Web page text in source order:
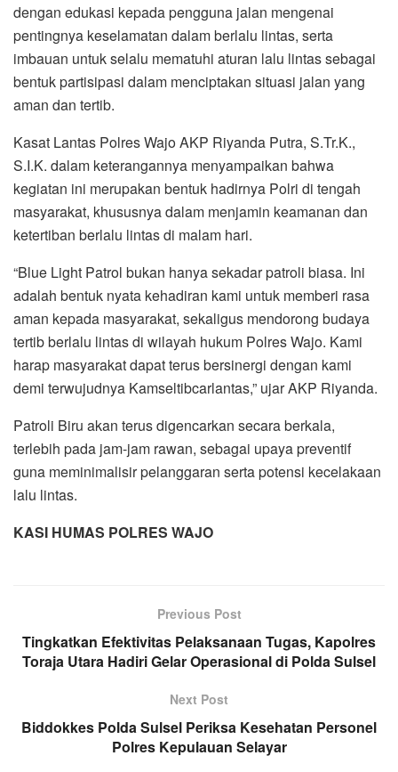
dengan edukasi kepada pengguna jalan mengenai
pentingnya keselamatan dalam berlalu lintas, serta
imbauan untuk selalu mematuhi aturan lalu lintas sebagai
bentuk partisipasi dalam menciptakan situasi jalan yang
aman dan tertib.
Kasat Lantas Polres Wajo AKP Riyanda Putra, S.Tr.K.,
S.I.K. dalam keterangannya menyampaikan bahwa
kegiatan ini merupakan bentuk hadirnya Polri di tengah
masyarakat, khususnya dalam menjamin keamanan dan
ketertiban berlalu lintas di malam hari.
“Blue Light Patrol bukan hanya sekadar patroli biasa. Ini
adalah bentuk nyata kehadiran kami untuk memberi rasa
aman kepada masyarakat, sekaligus mendorong budaya
tertib berlalu lintas di wilayah hukum Polres Wajo. Kami
harap masyarakat dapat terus bersinergi dengan kami
demi terwujudnya Kamseltibcarlantas,” ujar AKP Riyanda.
Patroli Biru akan terus digencarkan secara berkala,
terlebih pada jam-jam rawan, sebagai upaya preventif
guna meminimalisir pelanggaran serta potensi kecelakaan
lalu lintas.
KASI HUMAS POLRES WAJO
Previous Post
Tingkatkan Efektivitas Pelaksanaan Tugas, Kapolres
Toraja Utara Hadiri Gelar Operasional di Polda Sulsel
Next Post
Biddokkes Polda Sulsel Periksa Kesehatan Personel
Polres Kepulauan Selayar